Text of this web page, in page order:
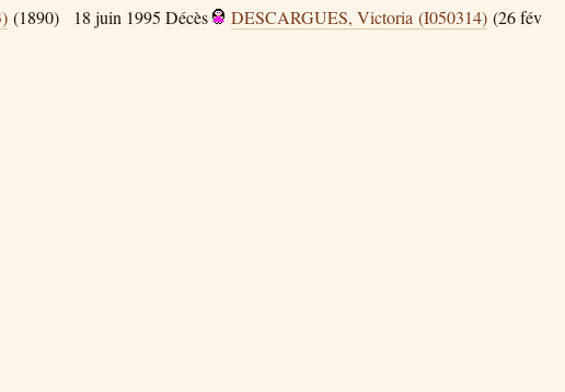
(1890) 18 juin 1995 Décès DESCARGUES, Victoria (I050314) (26 fév